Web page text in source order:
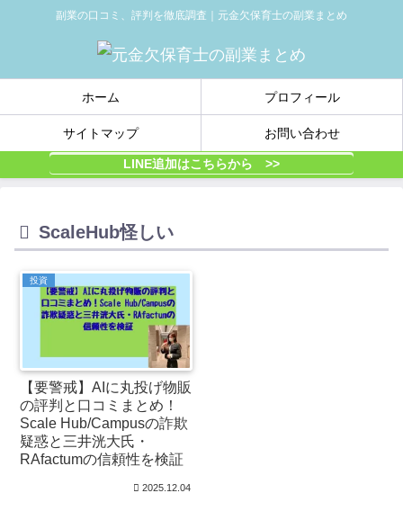
副業の口コミ、評判を徹底調査｜元金欠保育士の副業まとめ
ホーム プロフィール
サイトマップ お問い合わせ
LINE追加はこちらから >>
ScaleHub怪しい
投資
【要警戒】AIに丸投げ物販
の評判と口コミまとめ！
Scale Hub/Campusの詐欺
疑惑と三井洸大氏・
RAfactumの信頼性を検証
2025.12.04